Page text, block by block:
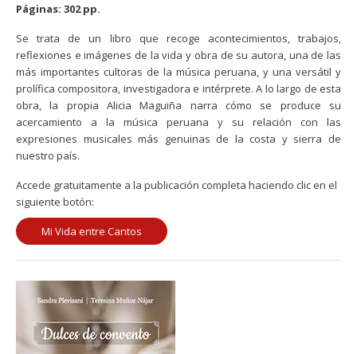
Páginas: 302 pp.
Se trata de un libro que recoge acontecimientos, trabajos,
reflexiones e imágenes de la vida y obra de su autora, una de las
más importantes cultoras de la música peruana, y una versátil y
prolífica compositora, investigadora e intérprete. A lo largo de esta
obra, la propia Alicia Maguiña narra cómo se produce su
acercamiento a la música peruana y su relación con las
expresiones musicales más genuinas de la costa y sierra de
nuestro país.
Accede gratuitamente a la publicación completa haciendo clic en el
siguiente botón:
Mi Vida entre Cantos